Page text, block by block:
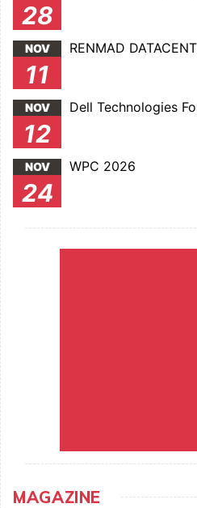
28
NOV
11
RENMAD
NOV
12
Dell Technologies
NOV
24
WPC 2026
MAGAZINE